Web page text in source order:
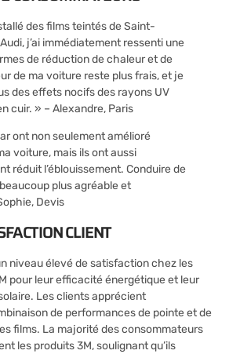
des films teintés de Saint-
j’ai immédiatement ressenti une
de réduction de chaleur et de
de ma voiture reste plus frais, et je
des effets nocifs des rayons UV
cuir. » – Alexandre, Paris
ont non seulement amélioré
voiture, mais ils ont aussi
réduit l’éblouissement. Conduire de
plus agréable et
Devis
CLIENT
niveau élevé de satisfaction chez les
pour leur efficacité énergétique et leur
Les clients apprécient
de performances de pointe et de
films. La majorité des consommateurs
les produits 3M, soulignant qu’ils